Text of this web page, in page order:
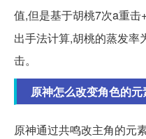
值,但是基于胡桃7次a重击
出手法计算,胡桃的蒸发率
击。
原神怎么改变角色的元
原神通过共鸣改主角的元